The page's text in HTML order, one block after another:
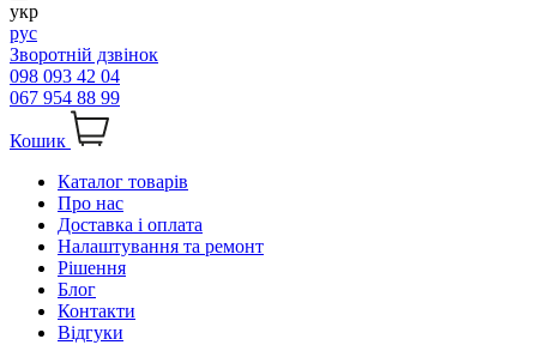
укр
рус
Зворотній дзвінок
098 093 42 04
067 954 88 99
Кошик
Каталог товарів
Про нас
Доставка і оплата
Налаштування та ремонт
Рішення
Блог
Контакти
Відгуки